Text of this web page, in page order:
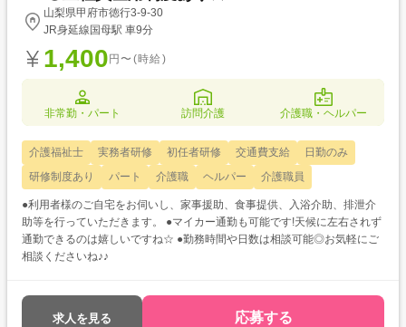
山梨県甲府市徳行3-9-30
JR身延線国母駅 車9分
1,400 円〜(時給)
非常勤・パート 訪問介護 介護職・ヘルパー
介護福祉士 実務者研修 初任者研修 交通費支給
日勤のみ
研修制度あり
パート 介護職 ヘルパー 介護職員
●利用者様のご自宅をお伺いし、家事援助、食事提供、入浴介助、排泄介
助等を行っていただきます。 ●マイカー通勤も可能です!天候に左右されず
通勤できるのは嬉しいですね☆ ●勤務時間や日数は相談可能◎お気軽にご
相談くださいね♪♪
求人を見る 応募する